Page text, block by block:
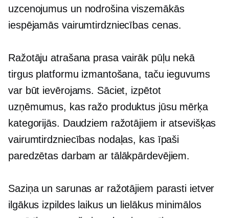
uzcenojumus un nodrošina viszemākās
iespējamās vairumtirdzniecības cenas.
Ražotāju atrašana prasa vairāk pūļu nekā
tirgus platformu izmantošana, taču ieguvums
var būt ievērojams. Sāciet, izpētot
uzņēmumus, kas ražo produktus jūsu mērķa
kategorijās. Daudziem ražotājiem ir atsevišķas
vairumtirdzniecības nodaļas, kas īpaši
paredzētas darbam ar tālākpārdevējiem.
Saziņa un sarunas ar ražotājiem parasti ietver
ilgākus izpildes laikus un lielākus minimālos